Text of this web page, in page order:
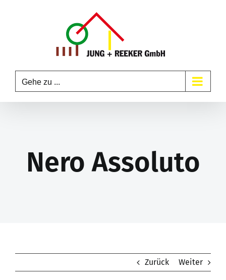
Gehe zu ...
Nero Assoluto
Zurück Weiter